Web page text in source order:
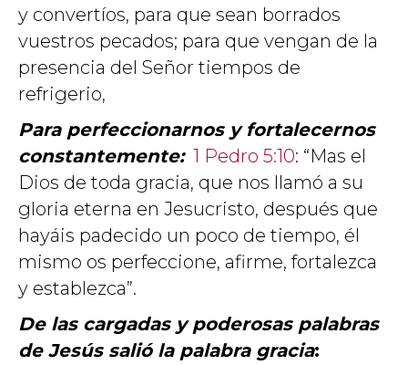
y convertíos, para que sean borrados
vuestros pecados; para que vengan de la
presencia del Señor tiempos de
refrigerio,
Para perfeccionarnos y fortalecernos
constantemente: 1 Pedro 5:10: “Mas el
Dios de toda gracia, que nos llamó a su
gloria eterna en Jesucristo, después que
hayáis padecido un poco de tiempo, él
mismo os perfeccione, afirme, fortalezca
y establezca”.
De las cargadas y poderosas palabras
de Jesús salió la palabra gracia: